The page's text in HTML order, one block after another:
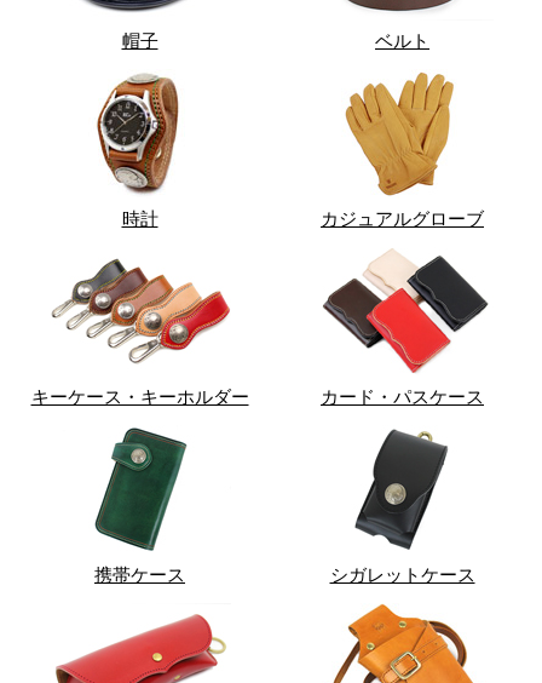
帽子 ベルト
時計 カジュアルグローブ
キーケース・キーホルダー カード・パスケース
携帯ケース シガレットケース